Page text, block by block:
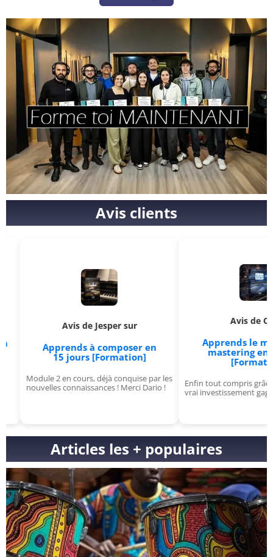
Avis clients
Avis de Jesper sur
Apprends à composer en
15 jours [Formation]
2 en cours, déjà conquise par les
connaissances ! Merci Dario !
Avis de O sur
Apprends le mixage
mastering en 15
[Formation]
Enfin tout compris grâce à ce
vrai investissement gagnant !
Articles les + populaires